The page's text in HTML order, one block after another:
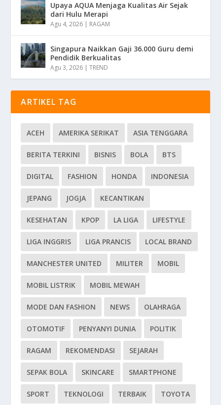
Upaya AQUA Menjaga Kualitas Air Sejak
dari Hulu Merapi
Agu 4, 2026 | RAGAM
Singapura Naikkan Gaji 36.000 Guru demi
Pendidik Berkualitas
Agu 3, 2026 |TREND
ARTIKEL TAG
ACEH AMERIKA SERIKAT ASIA TENGGARA
BERITA TERKINI BISNIS BOLA BTS
DIGITAL FASHION HONDA INDONESIA
JEPANG JOGJA KECANTIKAN
KESEHATAN KPOP LA LIGA LIFESTYLE
LIGA INGGRIS LIGA PRANCIS LOCAL BRAND
MANCHESTER UNITED MILITER MOBIL
MOBIL LISTRIK MOBIL MEWAH
MODE DAN FASHION NEWS OLAHRAGA
OTOMOTIF PENYANYI DUNIA POLITIK
RAGAM REKOMENDASI SEJARAH
SEPAK BOLA SKINCARE SMARTPHONE
SPORT TEKNOLOGI TERBAIK TOYOTA